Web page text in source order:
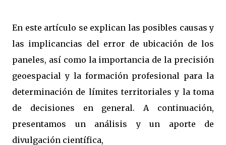
En este artículo se explican las posibles causas y
las implicancias del error de ubicación de los
paneles, así como la importancia de la precisión
geoespacial y la formación profesional para la
determinación de límites territoriales y la toma
de decisiones en general. A continuación,
presentamos un análisis y un aporte de
divulgación científica,